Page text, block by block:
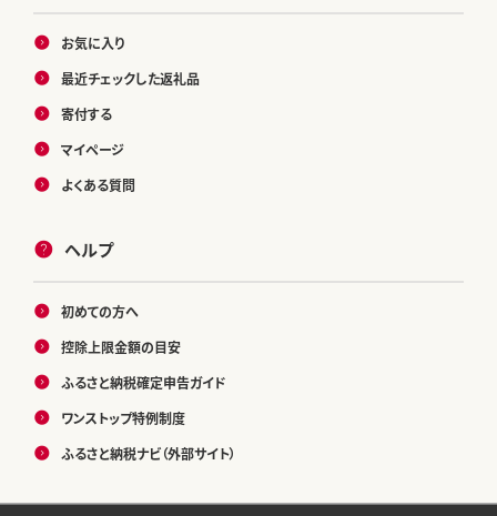
お気に入り
最近チェックした返礼品
寄付する
マイページ
よくある質問
ヘルプ
初めての方へ
控除上限金額の目安
ふるさと納税確定申告ガイド
ワンストップ特例制度
ふるさと納税ナビ（外部サイト）